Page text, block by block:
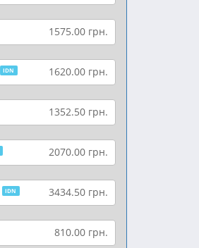
1575.00 грн.
IDN 1620.00 грн.
1352.50 грн.
2070.00 грн.
IDN 3434.50 грн.
810.00 грн.